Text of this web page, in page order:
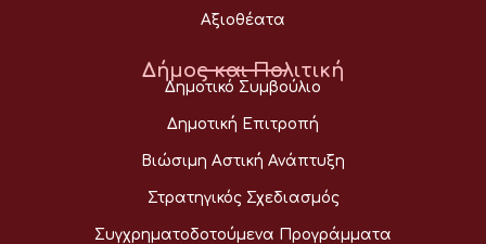
Αξιοθέατα
Δήμος και Πολιτική
Δημοτικό Συμβούλιο
Δημοτική Επιτροπή
Βιώσιμη Αστική Ανάπτυξη
Στρατηγικός Σχεδιασμός
Συγχρηματοδοτούμενα Προγράμματα